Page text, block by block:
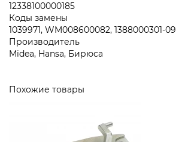
12338100000185
Коды замены
1039971, WM008600082, 1388000301-09
Производитель
Midea, Hansa, Бирюса
Похожие товары